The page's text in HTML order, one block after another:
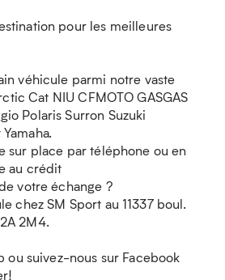
pour les meilleures
véhicule parmi notre vaste
Cat NIU CFMOTO GASGAS
Polaris Surron Suzuki
sur place par téléphone ou en
au crédit
votre échange ?
chez SM Sport au 11337 boul.
2M4.
ou suivez-nous sur Facebook